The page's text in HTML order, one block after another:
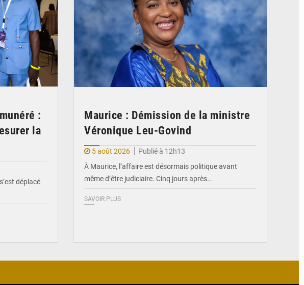
:
la
déplacé
Maurice : Démission de la ministre
Véronique Leu-Govind
5 août 2026
Publié à 12h13
À Maurice, l’affaire est désormais politique avant
même d’être judiciaire. Cinq jours après…
SAVOIR PLUS